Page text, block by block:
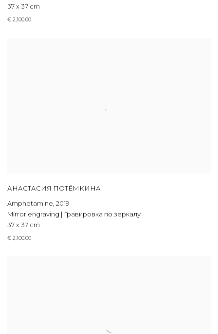
37 x 37 cm
€ 2,100.00
АНАСТАСИЯ ПОТЁМКИНА
Amphetamine, 2019
Mirror engraving | Гравировка по зеркалу
37 x 37 cm
€ 2,100.00